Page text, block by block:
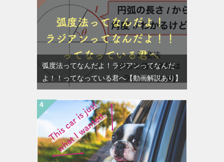
弧度法ってなんだよ！ラジアンってなんだ
よ！！ってなっている君へ【動画解説あり】